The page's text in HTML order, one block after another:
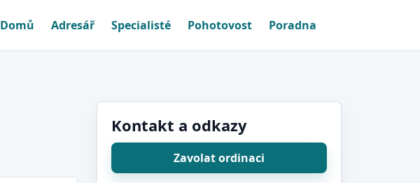
Domů Adresář Specialisté Pohotovost Poradna
Kontakt a odkazy
Zavolat ordinaci